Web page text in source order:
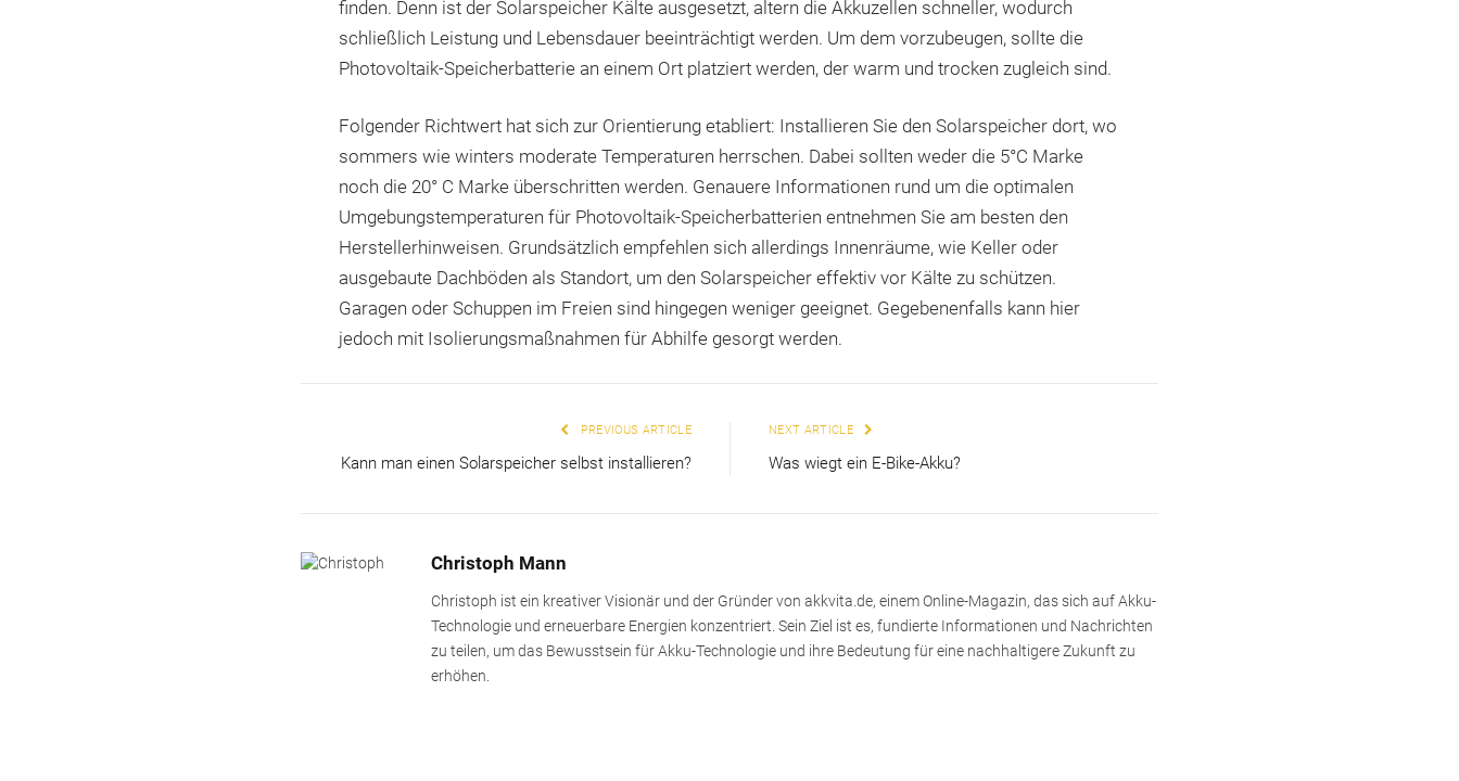
finden. Denn ist der Solarspeicher Kälte ausgesetzt, altern die Akkuzellen schneller, wodurch
schließlich Leistung und Lebensdauer beeinträchtigt werden. Um dem vorzubeugen, sollte die
Photovoltaik-Speicherbatterie an einem Ort platziert werden, der warm und trocken zugleich sind.
Folgender Richtwert hat sich zur Orientierung etabliert: Installieren Sie den Solarspeicher dort, wo
sommers wie winters moderate Temperaturen herrschen. Dabei sollten weder die 5°C Marke
noch die 20° C Marke überschritten werden. Genauere Informationen rund um die optimalen
Umgebungstemperaturen für Photovoltaik-Speicherbatterien entnehmen Sie am besten den
Herstellerhinweisen. Grundsätzlich empfehlen sich allerdings Innenräume, wie Keller oder
ausgebaute Dachböden als Standort, um den Solarspeicher effektiv vor Kälte zu schützen.
Garagen oder Schuppen im Freien sind hingegen weniger geeignet. Gegebenenfalls kann hier
jedoch mit Isolierungsmaßnahmen für Abhilfe gesorgt werden.
PREVIOUS ARTICLE
Kann man einen Solarspeicher selbst installieren?
NEXT ARTICLE
Was wiegt ein E-Bike-Akku?
Christoph Mann
Christoph ist ein kreativer Visionär und der Gründer von akkvita.de, einem Online-Magazin, das sich auf Akku-
Technologie und erneuerbare Energien konzentriert. Sein Ziel ist es, fundierte Informationen und Nachrichten
zu teilen, um das Bewusstsein für Akku-Technologie und ihre Bedeutung für eine nachhaltigere Zukunft zu
erhöhen.